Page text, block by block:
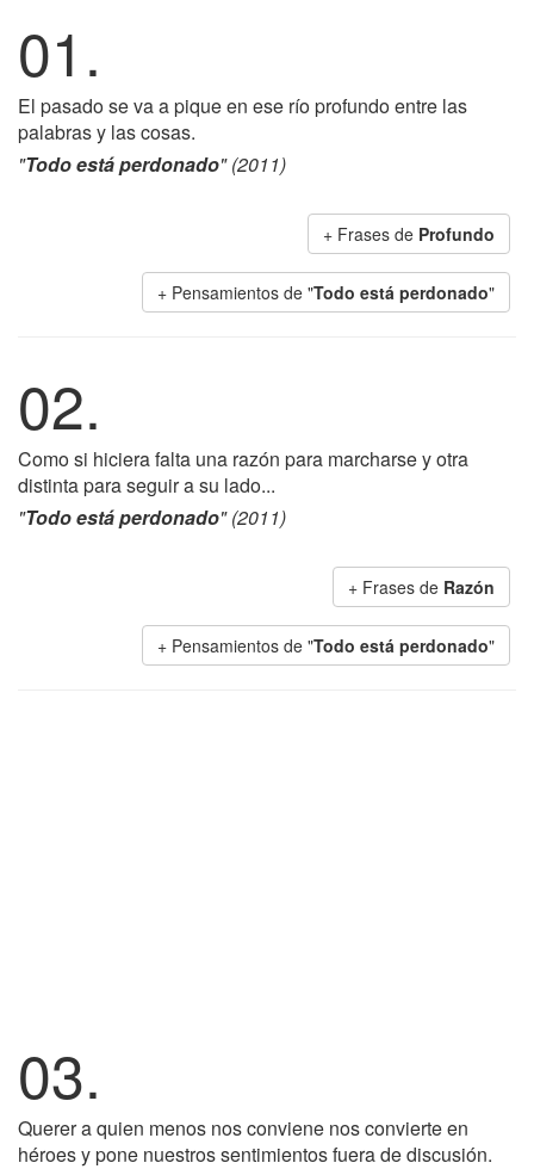
01.
El pasado se va a pique en ese río profundo entre las
palabras y las cosas.
"Todo está perdonado" (2011)
+ Frases de Profundo
+ Pensamientos de "Todo está perdonado"
02.
Como si hiciera falta una razón para marcharse y otra
distinta para seguir a su lado...
"Todo está perdonado" (2011)
+ Frases de Razón
+ Pensamientos de "Todo está perdonado"
03.
Querer a quien menos nos conviene nos convierte en
héroes y pone nuestros sentimientos fuera de discusión.